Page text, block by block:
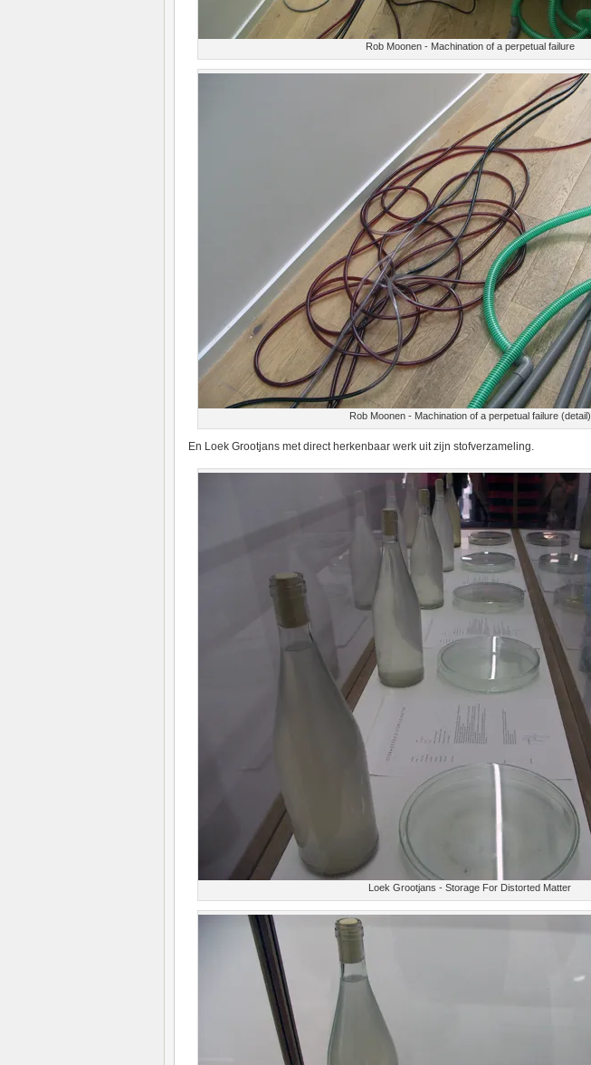
Rob Moonen - Machination of a perpetual failure
Rob Moonen - Machination of a perpetual failure (detail)
En Loek Grootjans met direct herkenbaar werk uit zijn stofverzameling.
Loek Grootjans - Storage For Distorted Matter